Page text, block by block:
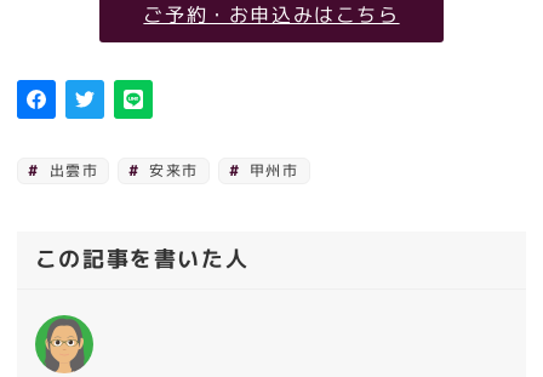
ご予約・お申込みはこちら
出雲市 安来市 甲州市
この記事を書いた人